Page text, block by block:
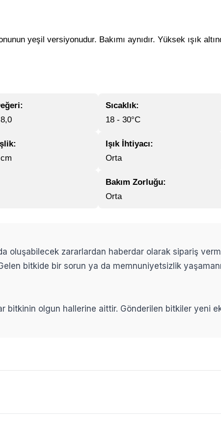
yeşil versiyonudur. Bakımı aynıdır. Yüksek ışık
Sıcaklık:
18 - 30°C
Işık İhtiyacı:
Orta
Bakım Zorluğu:
Orta
oluşabilecek zararlardan haberdar olarak sipariş
bitkide bir sorun ya da memnuniyetsizlik
bitkinin olgun hallerine aittir. Gönderilen bitkiler yeni